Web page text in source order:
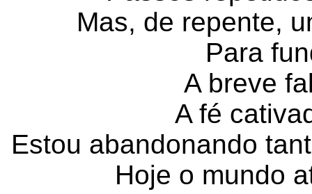
Mas, de repente,
Para
A breve
A fé
Estou abandonando
Hoje o mundo